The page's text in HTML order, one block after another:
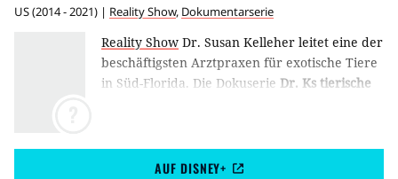
US(2014 - 2021) | Reality Show, Dokumentarserie
Reality Show Dr. Susan Kelleher leitet eine der
beschäftigsten Arztpraxen für exotische Tiere
in Süd-Florida. Die Dokuserie Dr. Ks tierische
ihr aufgenommen.
AUF DISNEY+